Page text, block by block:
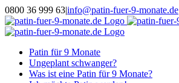
Zum
Inhalt
springen
0800 36 999 63|info@patin-fuer-9-monate.de
Facebook
Instagram
WhatsApp
Patin für 9 Monate
Ungeplant schwanger?
Was ist eine Patin für 9 Monate?